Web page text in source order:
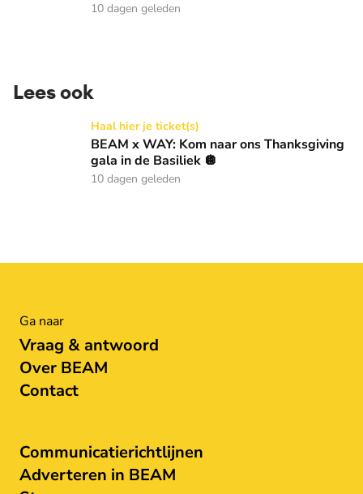
10 dagen geleden
Lees ook
BEAM x WAY: Kom naar ons Thanksgiving gala in de
Haal hier je ticket(s)
BEAM x WAY: Kom naar ons Thanksgiving
gala in de Basiliek 🪩
10 dagen geleden
Ga naar
Vraag & antwoord
Over BEAM
Contact
Communicatierichtlijnen
Adverteren in BEAM